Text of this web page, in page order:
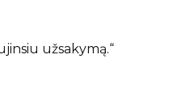
užsakymą.“